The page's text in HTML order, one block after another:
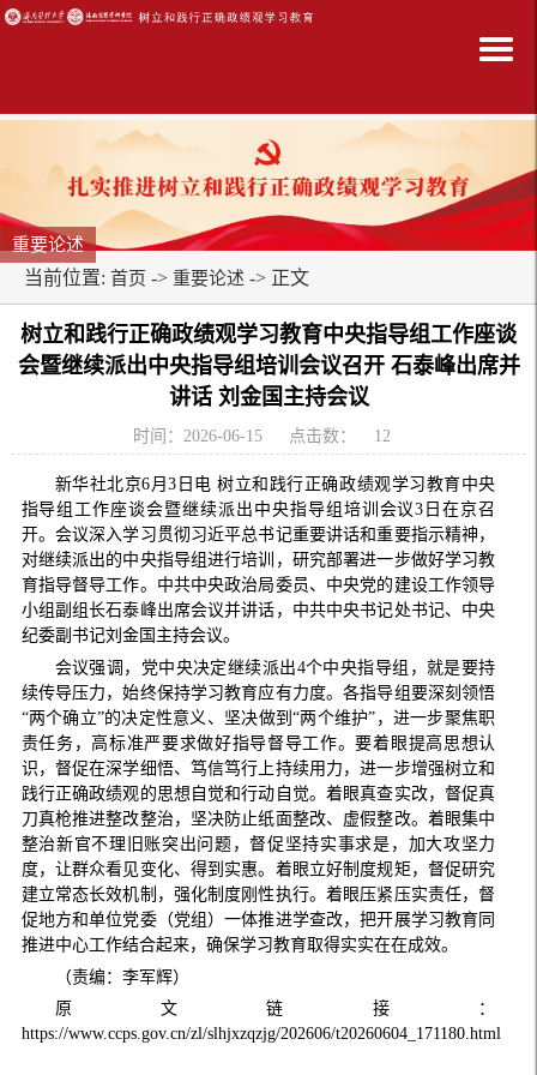
重要论述
当前位置: 首页 -> 重要论述 -> 正文
树立和践行正确政绩观学习教育中央指导组工作座谈
会暨继续派出中央指导组培训会议召开 石泰峰出席并
讲话 刘金国主持会议
时间：2026-06-15 点击数： 12
新华社北京6月3日电 树立和践行正确政绩观学习教育中央
指导组工作座谈会暨继续派出中央指导组培训会议3日在京召
开。会议深入学习贯彻习近平总书记重要讲话和重要指示精神，
对继续派出的中央指导组进行培训，研究部署进一步做好学习教
育指导督导工作。中共中央政治局委员、中央党的建设工作领导
小组副组长石泰峰出席会议并讲话，中共中央书记处书记、中央
纪委副书记刘金国主持会议。
会议强调，党中央决定继续派出4个中央指导组，就是要持
续传导压力，始终保持学习教育应有力度。各指导组要深刻领悟
“两个确立”的决定性意义、坚决做到“两个维护”，进一步聚焦职
责任务，高标准严要求做好指导督导工作。要着眼提高思想认
识，督促在深学细悟、笃信笃行上持续用力，进一步增强树立和
践行正确政绩观的思想自觉和行动自觉。着眼真查实改，督促真
刀真枪推进整改整治，坚决防止纸面整改、虚假整改。着眼集中
整治新官不理旧账突出问题，督促坚持实事求是，加大攻坚力
度，让群众看见变化、得到实惠。着眼立好制度规矩，督促研究
建立常态长效机制，强化制度刚性执行。着眼压紧压实责任，督
促地方和单位党委（党组）一体推进学查改，把开展学习教育同
推进中心工作结合起来，确保学习教育取得实实在在成效。
（责编：李军辉）
原文链接：
https://www.ccps.gov.cn/zl/slhjxzqzjg/202606/t20260604_171180.html